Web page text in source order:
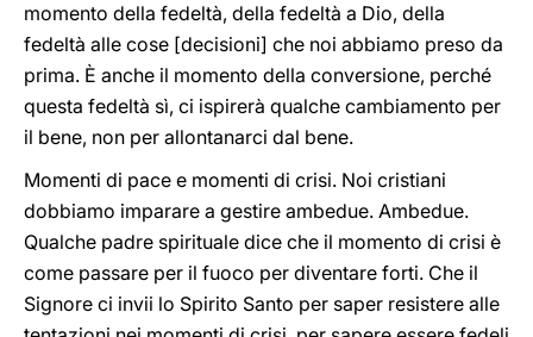
momento della fedeltà, della fedeltà a Dio, della
fedeltà alle cose [decisioni] che noi abbiamo preso da
prima. È anche il momento della conversione, perché
questa fedeltà sì, ci ispirerà qualche cambiamento per
il bene, non per allontanarci dal bene.
Momenti di pace e momenti di crisi. Noi cristiani
dobbiamo imparare a gestire ambedue. Ambedue.
Qualche padre spirituale dice che il momento di crisi è
come passare per il fuoco per diventare forti. Che il
Signore ci invii lo Spirito Santo per saper resistere alle